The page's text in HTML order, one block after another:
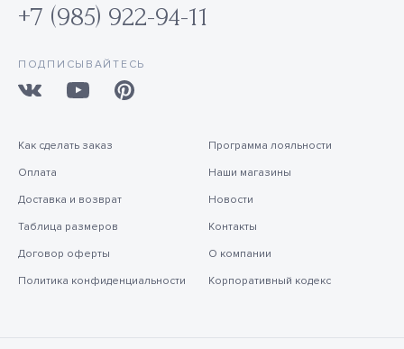
+7 (985) 922-94-11
ПОДПИСЫВАЙТЕСЬ
Как сделать заказ
Оплата
Доставка и возврат
Таблица размеров
Договор оферты
Политика конфиденциальности
Программа лояльности
Наши магазины
Новости
Контакты
О компании
Корпоративный кодекс